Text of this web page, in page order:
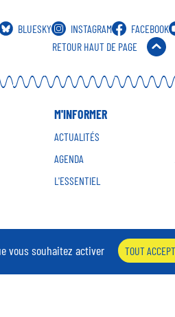
BLUESKY INSTAGRAM FACEBOOK
RETOUR HAUT DE PAGE
M'INFORMER
ACTUALITÉS
AGENDA
L'ESSENTIEL
OFFRES D'EMPLOI PÔLE COMPÉTENCES
vous souhaitez activer TOUT